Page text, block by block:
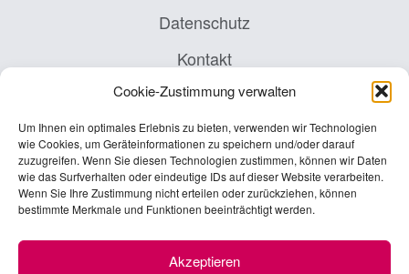
Cookie-Zustimmung verwalten
Um Ihnen ein optimales Erlebnis zu bieten, verwenden wir Technologien
wie Cookies, um Geräteinformationen zu speichern und/oder darauf
zuzugreifen. Wenn Sie diesen Technologien zustimmen, können wir Daten
wie das Surfverhalten oder eindeutige IDs auf dieser Website verarbeiten.
Wenn Sie Ihre Zustimmung nicht erteilen oder zurückziehen, können
bestimmte Merkmale und Funktionen beeinträchtigt werden.
Akzeptieren
Datenschutz
Kontakt
AGB
Cookie-Richtlinie (EU)
INTES is a family member of PwC Germany.